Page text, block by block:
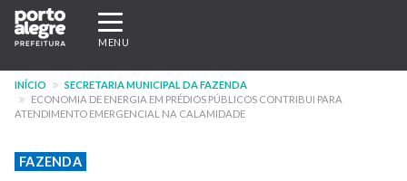
Pular
para
conteúdo
principal
Expandir/recolher
navegação
MENU
INÍCIO
SECRETARIA MUNICIPAL DA FAZENDA
ECONOMIA DE ENERGIA EM PRÉDIOS PÚBLICOS CONTRIBUI PARA
ATENDIMENTO EMERGENCIAL NA CALAMIDADE
FAZENDA